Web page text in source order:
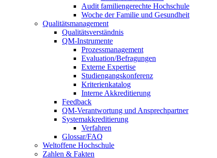
Audit familiengerechte Hochschule
Woche der Familie und Gesundheit
Qualitätsmanagement
Qualitätsverständnis
QM-Instrumente
Prozessmanagement
Evaluation/Befragungen
Externe Expertise
Studiengangskonferenz
Kriterienkatalog
Interne Akkreditierung
Feedback
QM-Verantwortung und Ansprechpartner
Systemakkreditierung
Verfahren
Glossar/FAQ
Weltoffene Hochschule
Zahlen & Fakten